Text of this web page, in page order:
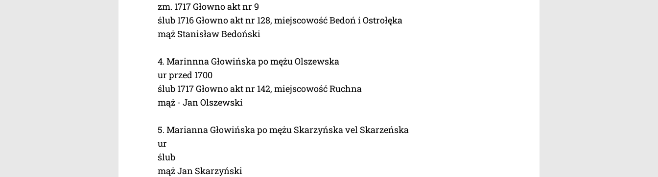
zm. 1717 Głowno akt nr 9
ślub 1716 Głowno akt nr 128, miejscowość Bedoń i Ostrołęka
mąż Stanisław Bedoński
4. Marinnna Głowińska po mężu Olszewska
ur przed 1700
ślub 1717 Głowno akt nr 142, miejscowość Ruchna
mąż - Jan Olszewski
5. Marianna Głowińska po mężu Skarzyńska vel Skarzeńska
ur
ślub
mąż Jan Skarzyński